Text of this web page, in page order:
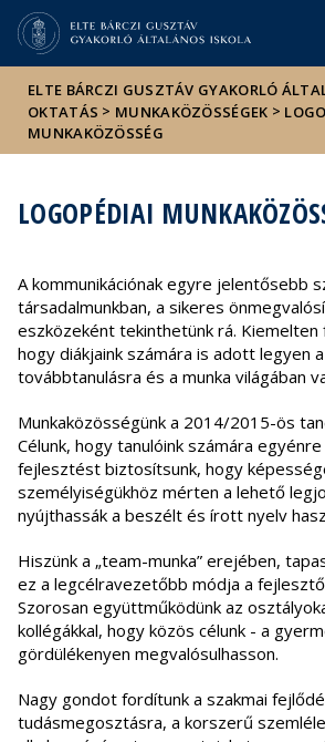
Események
sajtóban
ELTE BÁRCZI GUSZTÁV GYAKORLÓ
OKTATÁS > MUNKAKÖZÖSSÉGEK >
MUNKAKÖZÖSSÉG
LOGOPÉDIAI
A kommunikációnak egyre jelentősebb
társadalmunkban, a sikeres
eszközeként tekinthetünk rá.
hogy diákjaink számára is adott legyen
továbbtanulásra és a munka világában
Munkaközösségünk a 2014/2015-ös
Célunk, hogy tanulóink számára
fejlesztést biztosítsunk, hogy
személyiségükhöz mérten a lehető
nyújthassák a beszélt és írott nyelv
Hiszünk a „team-munka” erejében,
ez a legcélravezetőbb módja a fejlesztő
Szorosan együttműködünk az
kollégákkal, hogy közös célunk - a
gördülékenyen megvalósulhasson.
Nagy gondot fordítunk a szakmai
tudásmegosztásra, a korszerű